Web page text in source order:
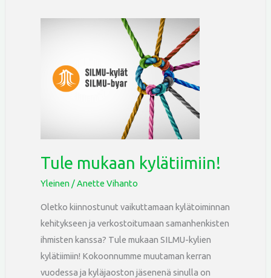
Tule mukaan kylätiimiin!
Yleinen /Anette Vihanto
Oletko kiinnostunut vaikuttamaan kylätoiminnan
kehitykseen ja verkostoitumaan samanhenkisten
ihmisten kanssa? Tule mukaan SILMU-kylien
kylätiimiin! Kokoonnumme muutaman kerran
vuodessa ja kyläjaoston jäsenenä sinulla on